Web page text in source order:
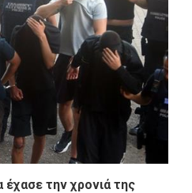
έχασε την χρονιά της